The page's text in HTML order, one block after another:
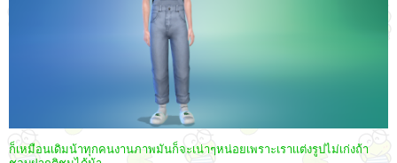
ก็เหมือนเดิมน้าทุกคนงานภาพมันก็จะเน่าๆหน่อยเพราะเราเเต่งรูปไม่เก่งถ้า